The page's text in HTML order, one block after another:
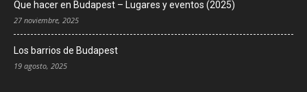
Que hacer en Budapest – Lugares y eventos (2025)
27 noviembre, 2025
Los barrios de Budapest
19 agosto, 2025